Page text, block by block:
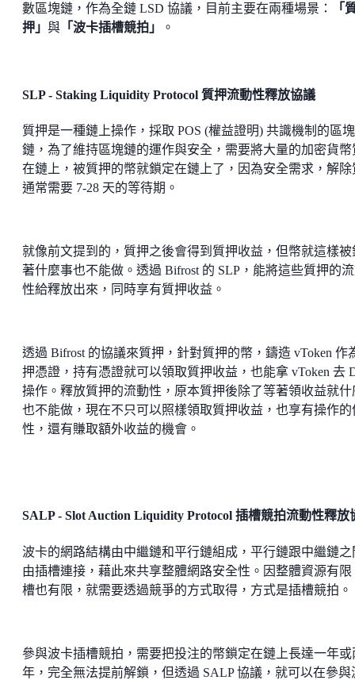
數區塊鏈，作為全鏈 LSD 協議，目前主要在兩種場景：
「
押」 與 「波卡插槽競拍」 。
SLP - Staking Liquidity Protocol 質押流動性釋放協議
質押是一種鏈上操作，採取 POS (權益證明) 共識機制的區塊
鏈，為了維持區塊鏈的運作與安全，需要將大量的加密貨幣
在鏈上，被質押的幣就鎖定在鏈上了，因為安全需求，解除
通常需要 7-28 天的等待期。
就像前文提到的，質押之後會得到質押收益，但幣就這樣被
著什麼事也不能做。透過 Bifrost 的 SLP，能將這些質押的
性給釋放出來，同時享有質押收益。
透過 Bifrost 的協議來質押，針對質押的幣，鑄造 vToken 作
押憑證，持有憑證就可以領取質押收益，也能拿 vToken 去
操作。釋放質押的流動性，原本質押後除了等著領收益就什
也不能做，現在不只可以照樣領取質押收益，也享有操作的
性，還有賺取額外收益的機會。
SALP - Slot Auction Liquidity Protocol 插槽競拍流動性釋放
波卡的網路結構由中繼鏈和平行鏈組成，平行鏈跟中繼鏈之
由插槽連接，藉此來共享整體網路安全性。因整體資源有限
槽也有限，就需要透過競爭的方式取得，方式是插槽競拍。
參與波卡插槽競拍，需要把投注的幣鎖定在鏈上長達一年或
年，完全無法提前解鎖，但透過 SALP 協議，就可以在參與